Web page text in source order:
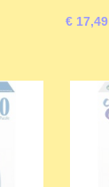
€ 17,49